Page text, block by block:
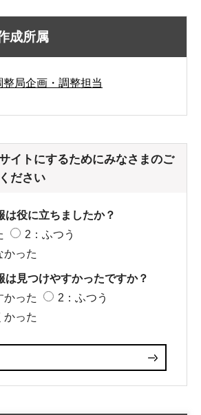
成所属
局企画・調整担当
イトにするためにみなさまのご
ださい
は役に立ちましたか？
2：ふつう
かった
は見つけやすかったですか？
かった
2：ふつう
かった